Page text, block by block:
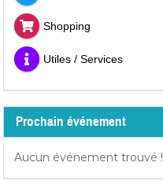
Shopping
Utiles / Services
Prochain événement
Aucun événement trouvé !